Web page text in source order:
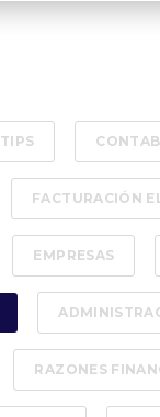
TIPS
FACTURACIÓN
EMPRESAS
RAZONES